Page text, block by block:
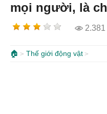
mọi người, là
2.381
🏠 Thế giới động vật